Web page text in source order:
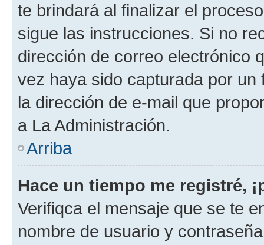
te brindará al finalizar el
sigue las instrucciones. Si no
dirección de correo electrónico
vez haya sido capturada por
la dirección de e-mail que
a La Administración.
Arriba
Hace un tiempo me registré,
Verifiqca el mensaje que se te
nombre de usuario y